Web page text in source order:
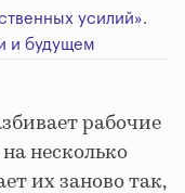
усилий».
и будущем
рабочие
несколько
их заново так,